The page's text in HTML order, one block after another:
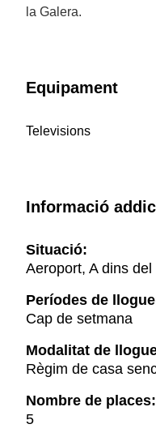
la Galera.
Equipament
Televisions
Informació
Situació:
Aeroport, A dins
Períodes de
Cap de setmana
Modalitat de
Règim de casa
Nombre de places:
5